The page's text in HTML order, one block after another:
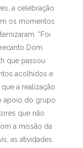
a celebração
os momentos
“Foi
Dom
que passou
acolhidos e
a realização
apoio do grupo
que não
a missão da
as atividades